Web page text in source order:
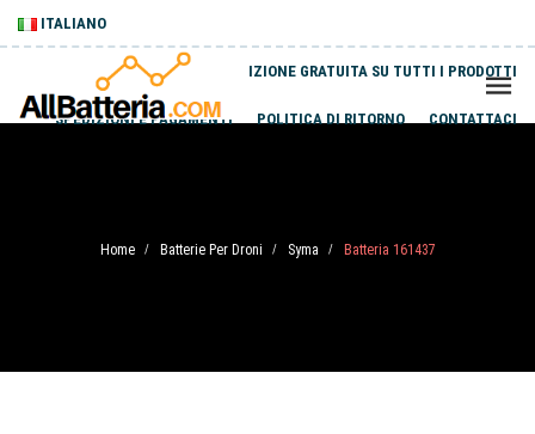
ITALIANO
SPEDIZIONE GRATUITA SU TUTTI I PRODOTTI
SPEDIZIONI E PAGAMENTI POLITICA DI RITORNO CONTATTACI
Home / Batterie Per Droni / Syma / Batteria 161437